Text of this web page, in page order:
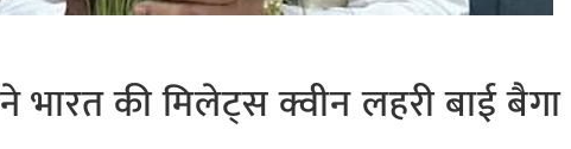
भारत की मिलेट्स क्वीन लहरी बाई बैगा